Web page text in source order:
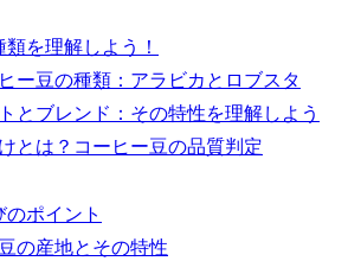
を理解しよう！
ー豆の種類：アラビカとロブスタ
とブレンド：その特性を理解しよう
とは？コーヒー豆の品質判定
のポイント
の産地とその特性